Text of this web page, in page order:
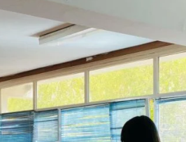
ИСТОРИЈАТ НА ЦКРМ
ИСТОРИЈАТ НА ДВИЖЕЊЕТО
СТРУКТУРА НА ОРГАНИЗАЦИЈАТА
КОНТАКТ ИНФОРМАЦИИ
ЧЛЕНСТВО ВО ПРОФЕСИОНАЛНИ ТЕЛА